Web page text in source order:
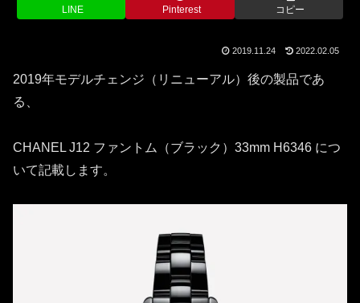
LINE Pinterest コピー
2019.11.24 2022.02.05
2019年モデルチェンジ（リニューアル）後の製品であ
る、
CHANEL J12 ファントム（ブラック）33mm H6346 につ
いて記載します。